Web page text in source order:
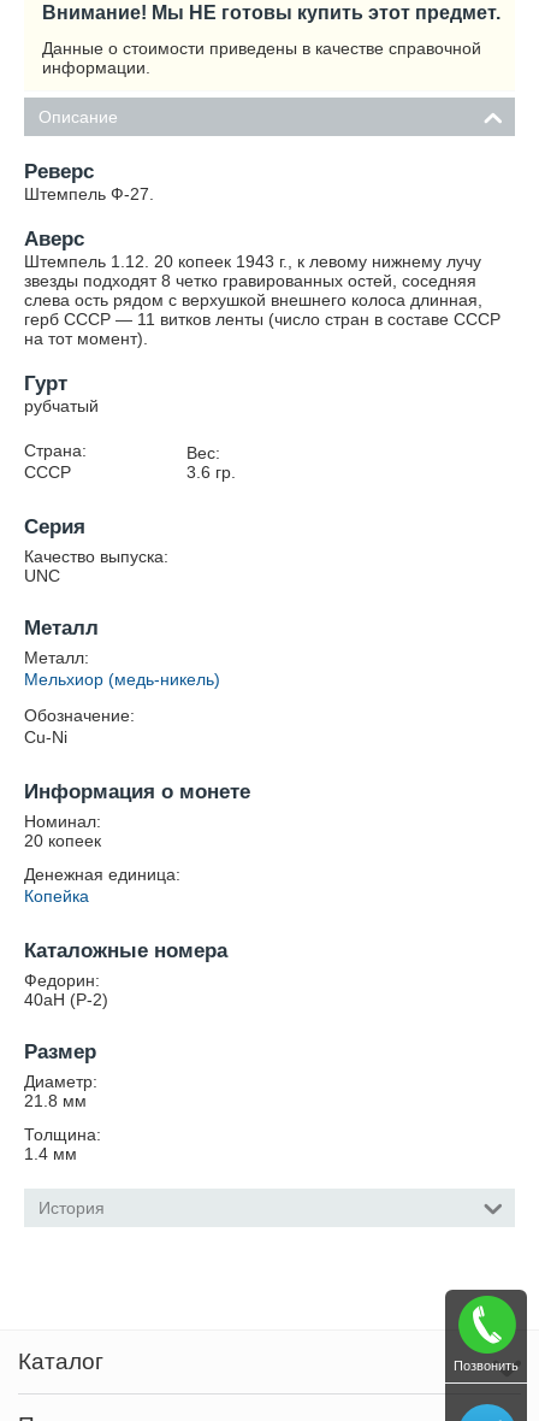
Внимание! Мы НЕ готовы купить этот предмет.
Данные о стоимости приведены в качестве справочной
информации.
Описание
Реверс
Штемпель Ф-27.
Аверс
Штемпель 1.12. 20 копеек 1943 г., к левому нижнему лучу
звезды подходят 8 четко гравированных остей, соседняя
слева ость рядом с верхушкой внешнего колоса длинная,
герб СССР — 11 витков ленты (число стран в составе СССР
на тот момент).
Гурт
рубчатый
Страна:
СССР
Вес:
3.6 гр.
Серия
Качество выпуска:
UNC
Металл
Металл:
Мельхиор (медь-никель)
Обозначение:
Cu-Ni
Информация о монете
Номинал:
20 копеек
Денежная единица:
Копейка
Каталожные номера
Федорин:
40аН (Р-2)
Размер
Диаметр:
21.8 мм
Толщина:
1.4 мм
История
Каталог Позвонить